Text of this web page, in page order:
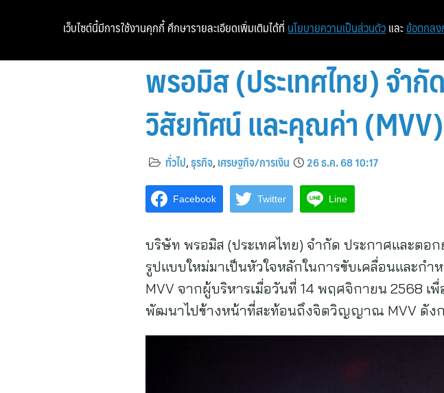
หน้าแรก
พรอมิส (ประเทศไทย) จำ
วิสัยทัศน์ และคุณค่า
ทั่วไป,ธุรกิจ,เศรษฐกิจ/การเงิน 26 ธ.ค. 68 10:17
Facebook Twitter Line
บริษัท พรอมิส (ประเทศไทย) จำกัด ประกาศและตอ
รูปแบบใหม่มาเป็นหัวใจหลักในการขับเคลื่อนและก
MVV จากผู้บริหารเมื่อวันที่ 14 พฤศจิกายน 2568 เ
พัฒนาไปข้างหน้าที่สะท้อนถึงจิตวิญญาณ MVV ดังก
เว็บไซต์นี้มีการใช้งานคุกกี้ ศึกษารายละเอียดเพิ่มเติมได้ที่ นโยบายความเป็นส่วนตัว และ ข้อตกลง